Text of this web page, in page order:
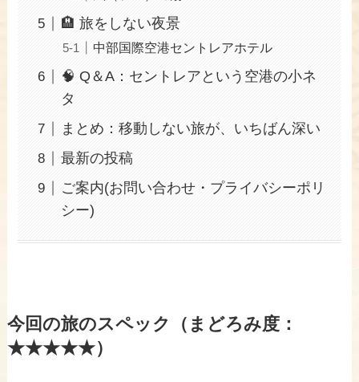
🏨 旅をしない夜景
中部国際空港セントレアホテル
🧠 Q＆A：セントレアという空港の小ネ
タ
まとめ：移動しない旅が、いちばん深い
最新の投稿
ご案内(お問い合わせ・プライバシーポリ
シー)
今回の旅のスペック（まどろみ度：
★★★★★）